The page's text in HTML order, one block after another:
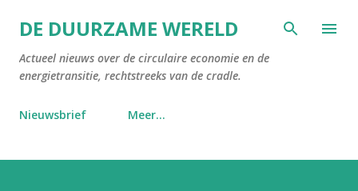
Doorgaan naar hoofdcontent
DE DUURZAME WERELD
Actueel nieuws over de circulaire economie en de
energietransitie, rechtstreeks van de cradle.
Nieuwsbrief Meer…